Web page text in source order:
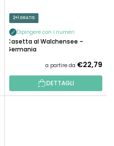
2+1 GRATIS
Dipingere con i numeri
Casetta al Walchensee –
Germania
a partire da €22,79
DETTAGLI